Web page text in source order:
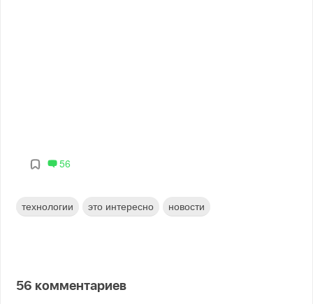
56
технологии это интересно новости
56 комментариев